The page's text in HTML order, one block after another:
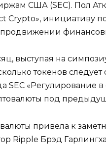
США (SEC). Пол
Crypto», инициативу
выступая на
токенов
SEC «Регулирование
под
привела к
Ripple Брэд